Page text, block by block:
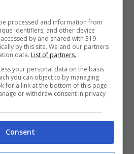
considerare èla
. Lucy consiglia di
la compagnia di
processed and information from
identifiers, and other device
by and shared with 319
by this site. We and our partners
data. List of partners.
your personal data on the basis
you can object to by managing
for a link at the bottom of this page
or withdraw consent in privacy
Consent